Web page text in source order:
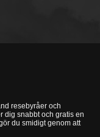
resebyråer och
dig snabbt och gratis en
du smidigt genom att